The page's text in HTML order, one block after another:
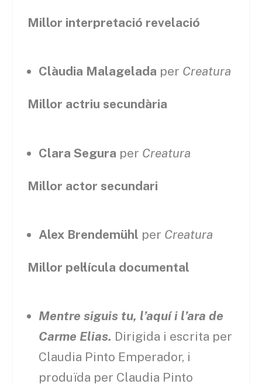
Millor interpretació revelació
Clàudia Malagelada per Creatura
Millor actriu secundària
Clara Segura per Creatura
Millor actor secundari
Alex Brendemühl per Creatura
Millor pel·lícula documental
Mentre siguis tu, l’aquí i l’ara de
Carme Elias. Dirigida i escrita per
Claudia Pinto Emperador, i
produïda per Claudia Pinto